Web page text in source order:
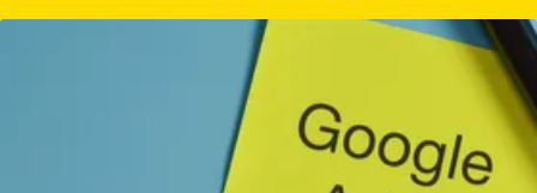
Mehr Reichweite für ein besseres Business: Diese Chancen